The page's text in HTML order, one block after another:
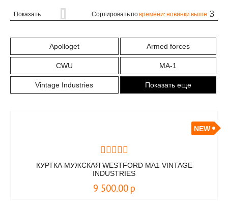
Показать Сортировать повремени: новинки выше
Apolloget Armed forces
CWU MA-1
Vintage Industries Показать еще
NEW
КУРТКА МУЖСКАЯ WESTFORD MA1 VINTAGE
INDUSTRIES
9 500.00 р